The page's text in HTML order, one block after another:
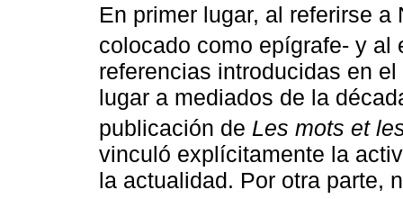
En primer lugar, al referirse
colocado como epígrafe- y al
referencias introducidas en
lugar a mediados de la
publicación de Les mots et
vinculó explícitamente la
la actualidad. Por otra parte,